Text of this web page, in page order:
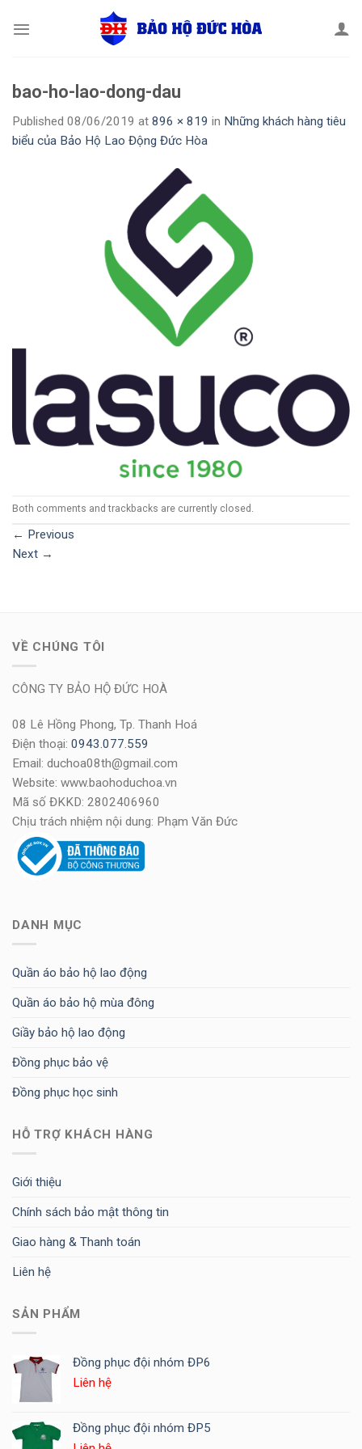
bao-ho-lao-dong-dau
Published 08/06/2019 at 896 × 819 in Những khách hàng tiêu
biểu của Bảo Hộ Lao Động Đức Hòa
Both comments and trackbacks are currently closed.
← Previous
Next →
VỀ CHÚNG TÔI
CÔNG TY BẢO HỘ ĐỨC HOÀ
08 Lê Hồng Phong, Tp. Thanh Hoá
Điện thoại: 0943.077.559
Email: duchoa08th@gmail.com
Website: www.baohoduchoa.vn
Mã số ĐKKD: 2802406960
Chịu trách nhiệm nội dung: Phạm Văn Đức
DANH MỤC
Quần áo bảo hộ lao động
Quần áo bảo hộ mùa đông
Giầy bảo hộ lao động
Đồng phục bảo vệ
Đồng phục học sinh
HỖ TRỢ KHÁCH HÀNG
Giới thiệu
Chính sách bảo mật thông tin
Giao hàng & Thanh toán
Liên hệ
SẢN PHẨM
Đồng phục đội nhóm ĐP6
Liên hệ
Đồng phục đội nhóm ĐP5